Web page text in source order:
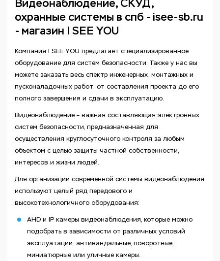
Видеонаблюдение, СКУД,
охранные системы в спб - isee-sb.ru
- магазин I SEE YOU
Компания I SEE YOU предлагает специализированное
оборудование для систем безопасности. Также у нас вы
можете заказать весь спектр инженерных, монтажных и
пусконаладочных работ: от составления проекта до его
полного завершения и сдачи в эксплуатацию.
Видеонаблюдение – важная составляющая электронных
систем безопасности, предназначенная для
осуществления круглосуточного контроля за любым
объектом с целью защиты частной собственности,
интересов и жизни людей.
Для организации современной системы видеонаблюдения
используют целый ряд передового и
высокотехнологичного оборудования:
AHD и IP камеры видеонаблюдения, которые можно
подобрать в зависимости от различных условий
эксплуатации: антивандальные, поворотные,
миниатюрные или уличные камеры.